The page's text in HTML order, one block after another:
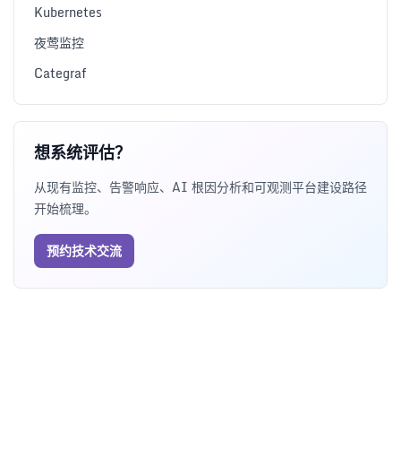
Kubernetes
夜莺监控
Categraf
想系统评估？
从现有监控、告警响应、AI 根因分析和可观测平台建设路径
开始梳理。
预约技术交流